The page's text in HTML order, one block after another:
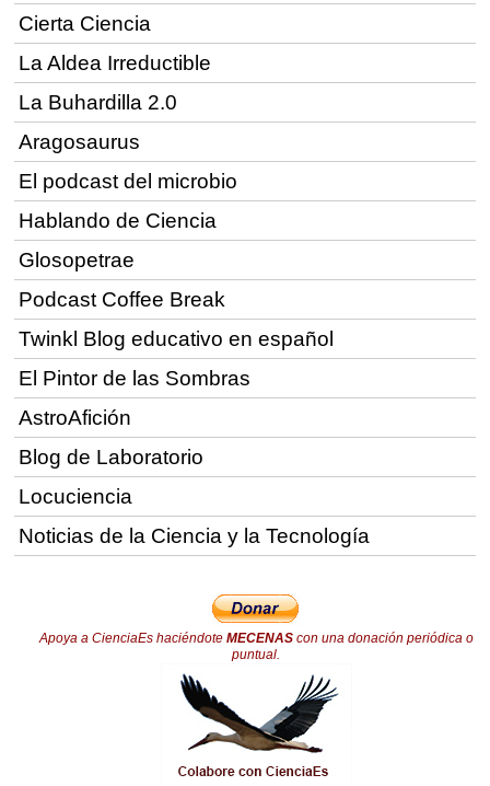
Cierta Ciencia
La Aldea Irreductible
La Buhardilla 2.0
Aragosaurus
El podcast del microbio
Hablando de Ciencia
Glosopetrae
Podcast Coffee Break
Twinkl Blog educativo en español
El Pintor de las Sombras
AstroAfición
Blog de Laboratorio
Locuciencia
Noticias de la Ciencia y la Tecnología
Apoya a CienciaEs haciéndote MECENAScon una donación periódica o
puntual.